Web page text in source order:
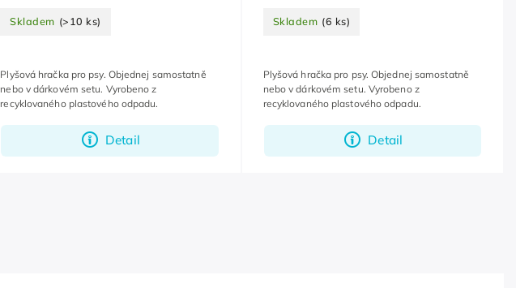
Skladem (>10 ks)
Detail
Plyšová hračka pro psy. Objednej samostatně
nebo v dárkovém setu. Vyrobeno z
recyklovaného plastového odpadu.
Skladem (6 ks)
Detail
Plyšová hračka pro psy. Objednej samostatně
nebo v dárkovém setu. Vyrobeno z
recyklovaného plastového odpadu.